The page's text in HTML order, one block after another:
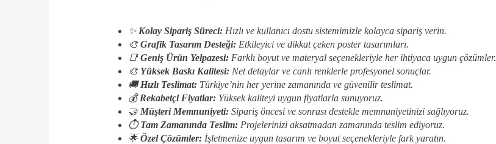
✨ Kolay Sipariş Süreci: Hızlı ve kullanıcı dostu sistemimizle kolayca sipariş verin.
🎨Grafik Tasarım Desteği: Etkileyici ve dikkat çeken poster tasarımları.
📑Geniş Ürün Yelpazesi: Farklı boyut ve materyal seçenekleriyle her ihtiyaca uygun çözümler.
🎨 Yüksek Baskı Kalitesi: Net detaylar ve canlı renklerle profesyonel sonuçlar.
🚚Hızlı Teslimat: Türkiye’nin her yerine zamanında ve güvenilir teslimat.
💰Rekabetçi Fiyatlar: Yüksek kaliteyi uygun fiyatlarla sunuyoruz.
🤝 Müşteri Memnuniyeti: Sipariş öncesi ve sonrası destekle memnuniyetinizi sağlıyoruz.
⏱️Tam Zamanında Teslim: Projelerinizi aksatmadan zamanında teslim ediyoruz.
🌟Özel Çözümler: İşletmenize uygun tasarım ve boyut seçenekleriyle fark yaratın.